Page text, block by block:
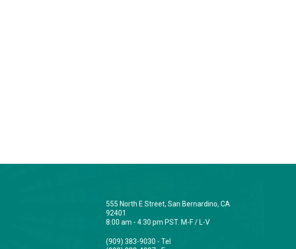
555 North E Street, San Bernardino, CA
92401
8:00 am - 4:30 pm PST. M-F / L-V
(909) 383-9030 - Tel